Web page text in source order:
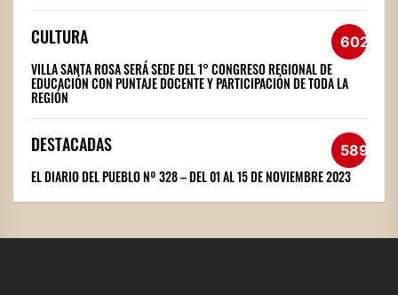
CULTURA 602
VILLA SANTA ROSA SERÁ SEDE DEL 1° CONGRESO REGIONAL DE
EDUCACIÓN CON PUNTAJE DOCENTE Y PARTICIPACIÓN DE TODA LA
REGIÓN
DESTACADAS 589
EL DIARIO DEL PUEBLO Nº 328 – DEL 01 AL 15 DE NOVIEMBRE 2023